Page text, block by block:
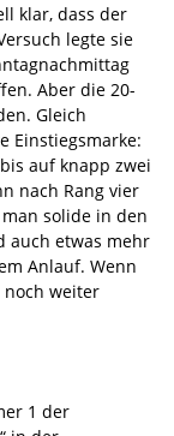
klar, dass der
legte sie
Aber die 20-
Gleich
Einstiegsmarke:
auf knapp zwei
nach Rang vier
solide in den
auch etwas mehr
Anlauf. Wenn
noch weiter
1 der